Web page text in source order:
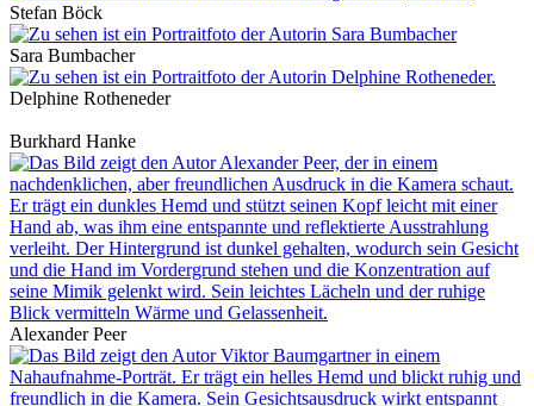
Stefan Böck
Sara Bumbacher
Delphine Rotheneder
Burkhard Hanke
Alexander Peer